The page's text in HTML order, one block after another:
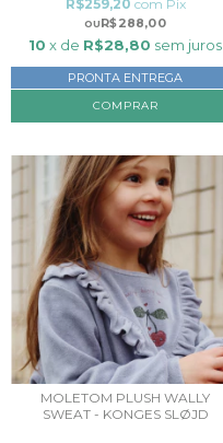
R$288,00
R$259,20 com Pix
10 x de R$28,80 sem juros
PRONTA ENTREGA
MOLETOM PLUSH WALLY
SWEAT - KONGES SLØJD